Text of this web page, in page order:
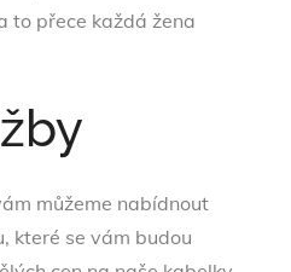
to přece každá žena
můžeme nabídnout
které se vám budou